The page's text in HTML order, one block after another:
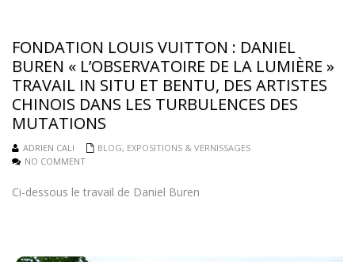
FONDATION LOUIS VUITTON : DANIEL
BUREN « L’OBSERVATOIRE DE LA LUMIÈRE »
TRAVAIL IN SITU ET BENTU, DES ARTISTES
CHINOIS DANS LES TURBULENCES DES
MUTATIONS
ADRIEN CALI BLOG, EXPOSITIONS & VERNISSAGES
NO COMMENT
Ci-dessous le travail de Daniel Buren